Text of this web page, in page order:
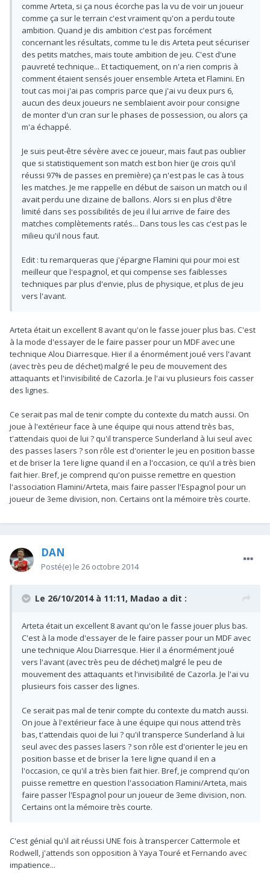
comme Arteta, si ça nous écorche pas la vu de voir un joueur
comme ça sur le terrain c'est vraiment qu'on a perdu toute
ambition. Quand je dis ambition c'est pas forcément
concernant les résultats, comme tu le dis Arteta peut sécuriser
des petits matches, mais toute ambition de jeu. C'est d'une
pauvreté technique... Et tactiquement, on n'a rien compris à
comment étaient sensés jouer ensemble Arteta et Flamini. En
tout cas moi j'ai pas compris parce que j'ai vu deux purs 6,
aucun des deux joueurs ne semblaient avoir pour consigne
de monter d'un cran sur le phases de possession, ou alors ça
m'a échappé.
Je suis peut-être sévère avec ce joueur, mais faut pas oublier
que si statistiquement son match est bon hier (je crois qu'il
réussi 97% de passes en première) ça n'est pas le cas à tous
les matches. Je me rappelle en début de saison un match ou il
avait perdu une dizaine de ballons. Alors si en plus d'être
limité dans ses possibilités de jeu il lui arrive de faire des
matches complètements ratés... Dans tous les cas c'est pas le
milieu qu'il nous faut.
Edit : tu remarqueras que j'épargne Flamini qui pour moi est
meilleur que l'espagnol, et qui compense ses faiblesses
techniques par plus d'envie, plus de physique, et plus de jeu
vers l'avant.
Arteta était un excellent 8 avant qu'on le fasse jouer plus bas. C'est
à la mode d'essayer de le faire passer pour un MDF avec une
technique Alou Diarresque. Hier il a énormément joué vers l'avant
(avec très peu de déchet) malgré le peu de mouvement des
attaquants et l'invisibilité de Cazorla. Je l'ai vu plusieurs fois casser
des lignes.
Ce serait pas mal de tenir compte du contexte du match aussi. On
joue à l'extérieur face à une équipe qui nous attend très bas,
t'attendais quoi de lui ? qu'il transperce Sunderland à lui seul avec
des passes lasers ? son rôle est d'orienter le jeu en position basse
et de briser la 1ere ligne quand il en a l'occasion, ce qu'il a très bien
fait hier. Bref, je comprend qu'on puisse remettre en question
l'association Flamini/Arteta, mais faire passer l'Espagnol pour un
joueur de 3eme division, non. Certains ont la mémoire très courte.
DAN
Posté(e) le 26 octobre 2014
Le 26/10/2014 à 11:11, Madao a dit :
Arteta était un excellent 8 avant qu'on le fasse jouer plus bas.
C'est à la mode d'essayer de le faire passer pour un MDF avec
une technique Alou Diarresque. Hier il a énormément joué
vers l'avant (avec très peu de déchet) malgré le peu de
mouvement des attaquants et l'invisibilité de Cazorla. Je l'ai vu
plusieurs fois casser des lignes.
Ce serait pas mal de tenir compte du contexte du match aussi.
On joue à l'extérieur face à une équipe qui nous attend très
bas, t'attendais quoi de lui ? qu'il transperce Sunderland à lui
seul avec des passes lasers ? son rôle est d'orienter le jeu en
position basse et de briser la 1ere ligne quand il en a
l'occasion, ce qu'il a très bien fait hier. Bref, je comprend qu'on
puisse remettre en question l'association Flamini/Arteta, mais
faire passer l'Espagnol pour un joueur de 3eme division, non.
Certains ont la mémoire très courte.
C'est génial qu'il ait réussi UNE fois à transpercer Cattermole et
Rodwell, j'attends son opposition à Yaya Touré et Fernando avec
impatience...